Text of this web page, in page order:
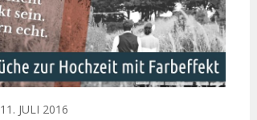
11. JULI 2016